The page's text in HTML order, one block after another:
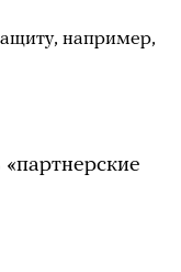
например,